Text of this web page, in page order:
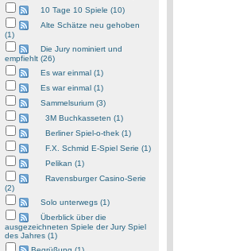
10 Tage 10 Spiele (10)
Alte Schätze neu gehoben
(1)
Die Jury nominiert und
empfiehlt (26)
Es war einmal (1)
Es war einmal (1)
Sammelsurium (3)
3M Buchkasseten (1)
Berliner Spiel-o-thek (1)
F.X. Schmid E-Spiel Serie (1)
Pelikan (1)
Ravensburger Casino-Serie
(2)
Solo unterwegs (1)
Überblick über die
ausgezeichneten Spiele der Jury Spiel
des Jahres (1)